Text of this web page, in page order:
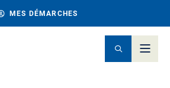
MES DÉMARCHES